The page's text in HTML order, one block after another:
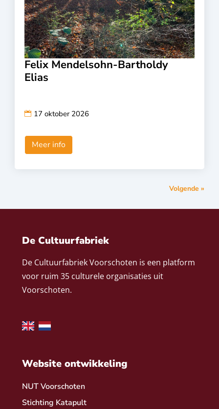
Felix Mendelsohn-Bartholdy
Elias
17 oktober 2026
Meer info
Volgende »
De Cultuurfabriek
De Cultuurfabriek Voorschoten is een platform
voor ruim 35 culturele organisaties uit
Voorschoten.
Website ontwikkeling
NUT Voorschoten
Stichting Katapult